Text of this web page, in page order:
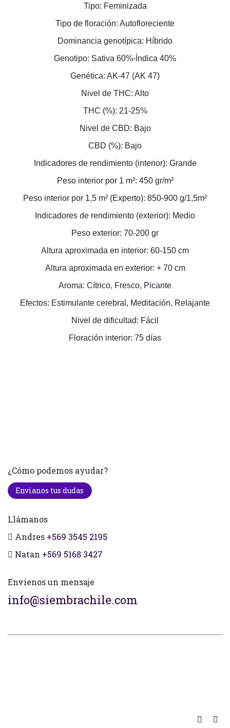
Tipo: Feminizada
Tipo de floración: Autofloreciente
Dominancia genotípica: Híbrido
Genotipo: Sativa 60%-Índica 40%
Genética: AK-47 (AK 47)
Nivel de THC: Alto
THC (%): 21-25%
Nivel de CBD: Bajo
CBD (%): Bajo
Indicadores de rendimiento (interior): Grande
Peso interior por 1 m²: 450 gr/m²
Peso interior por 1,5 m² (Experto): 850-900 g/1,5m²
Indicadores de rendimiento (exterior): Medio
Peso exterior: 70-200 gr
Altura aproximada en interior: 60-150 cm
Altura aproximada en exterior: + 70 cm
Aroma: Cítrico, Fresco, Picante
Efectos: Estimulante cerebral, Meditación, Relajante
Nivel de dificultad: Fácil
Floración interior: 75 días
¿Cómo podemos ayudar?
Envianos tus dudas
Llámanos
Andres +569 3545 2195
Natan +569 5168 3427
Envíenos un mensaje
info@siembrachile.com